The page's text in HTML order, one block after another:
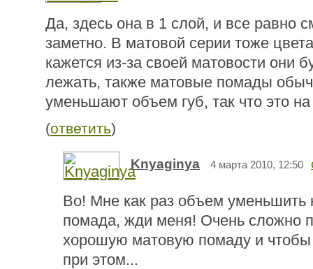
Да, здесь она в 1 слой, и все равно
заметно. В матовой серии тоже
кажется из-за своей матовости они
лежать, также матовые помады
уменьшают объем губ, так что это
(ответить)
Knyaginya 4 марта 2010, 12:50
Во! Мне как раз объем уменьшить
помада, жди меня! Очень сложно
хорошую матовую помаду и
при этом...